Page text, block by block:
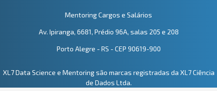
Mentoring Cargos e Salários
Av. Ipiranga, 6681, Prédio 96A, salas 205 e 208
Porto Alegre - RS - CEP 90619-900
XL7 Data Science e Mentoring são marcas registradas da XL7 Ciência
de Dados Ltda.